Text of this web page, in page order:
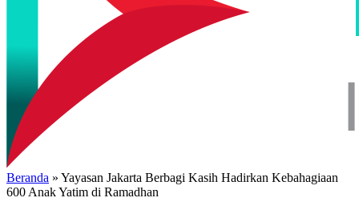
Beranda » Yayasan Jakarta Berbagi Kasih Hadirkan Kebahagiaan
600 Anak Yatim di Ramadhan